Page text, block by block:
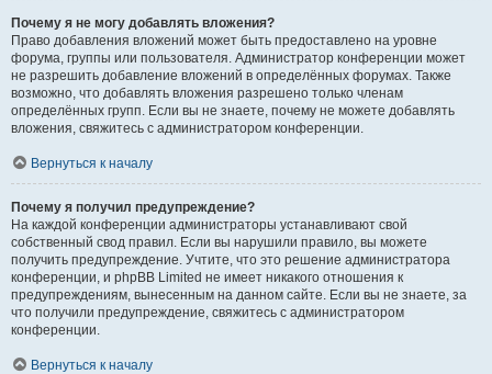
Почему я не могу добавлять вложения?
Право добавления вложений может быть предоставлено на уровне
форума, группы или пользователя. Администратор конференции может
не разрешить добавление вложений в определённых форумах. Также
возможно, что добавлять вложения разрешено только членам
определённых групп. Если вы не знаете, почему не можете добавлять
вложения, свяжитесь с администратором конференции.
Вернуться к началу
Почему я получил предупреждение?
На каждой конференции администраторы устанавливают свой
собственный свод правил. Если вы нарушили правило, вы можете
получить предупреждение. Учтите, что это решение администратора
конференции, и phpBB Limited не имеет никакого отношения к
предупреждениям, вынесенным на данном сайте. Если вы не знаете, за
что получили предупреждение, свяжитесь с администратором
конференции.
Вернуться к началу